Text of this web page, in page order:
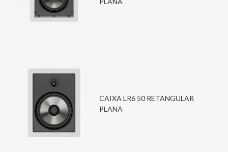
CAIXA LR6 50 RETANGULAR
PLANA